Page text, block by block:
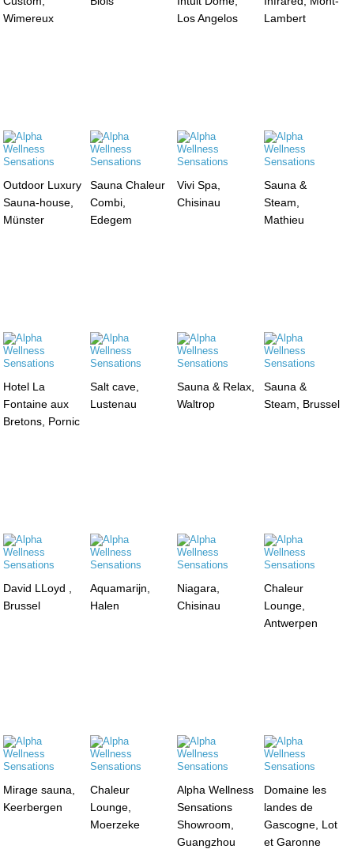
Wimereux
Los Angelos
Lambert
Outdoor Luxury
Sauna-house,
Münster
Sauna Chaleur
Combi,
Edegem
Vivi Spa,
Chisinau
Sauna &
Steam,
Mathieu
Hotel La
Fontaine aux
Bretons, Pornic
Salt cave,
Lustenau
Sauna & Relax,
Waltrop
Sauna &
Steam, Brussel
David LLoyd ,
Brussel
Aquamarijn,
Halen
Niagara,
Chisinau
Chaleur
Lounge,
Antwerpen
Mirage sauna,
Keerbergen
Chaleur
Lounge,
Moerzeke
Alpha Wellness
Sensations
Showroom,
Guangzhou
Domaine les
landes de
Gascogne, Lot
et Garonne